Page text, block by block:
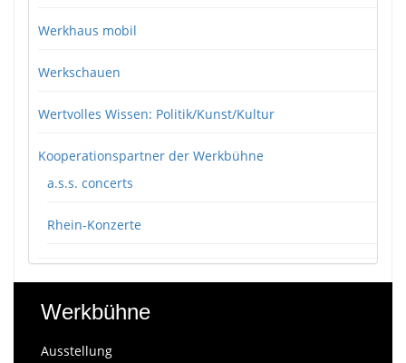
Werkhaus mobil
Werkschauen
Wertvolles Wissen: Politik/Kunst/Kultur
Kooperationspartner der Werkbühne
a.s.s. concerts
Rhein-Konzerte
Werkbühne
Ausstellung